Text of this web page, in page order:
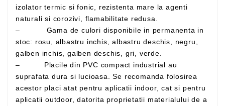
izolator termic si fonic, rezistenta mare la agenti
naturali si corozivi, flamabilitate redusa.
– Gama de culori disponibile in permanenta in
stoc: rosu, albastru inchis, albastru deschis, negru,
galben inchis, galben deschis, gri, verde.
– Placile din PVC compact industrial au
suprafata dura si lucioasa. Se recomanda folosirea
acestor placi atat pentru aplicatii indoor, cat si pentru
aplicatii outdoor, datorita proprietatii materialului de a